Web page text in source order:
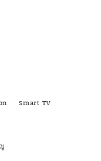
Smart TV